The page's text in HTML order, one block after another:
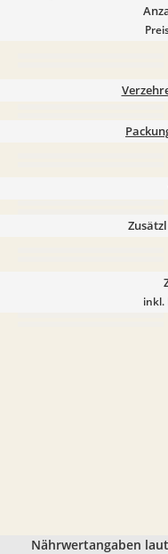
inkl.
Nährwertangaben